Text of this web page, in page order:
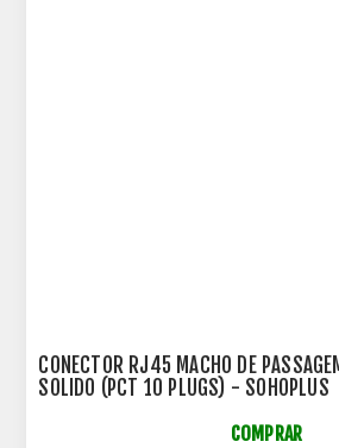
CONECTOR RJ45 MACHO DE
SOLIDO (PCT 10 PLUGS) - SOHOPLUS
COMPRAR